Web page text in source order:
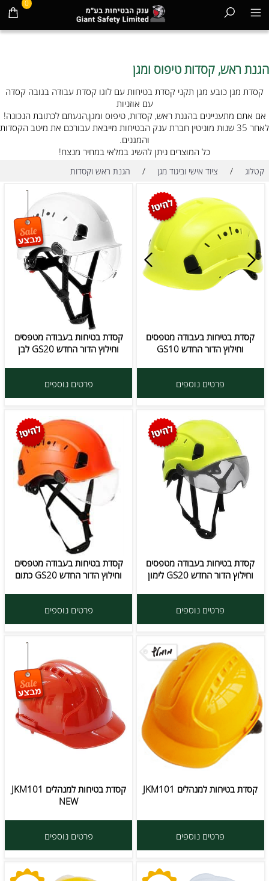
0
הגנת ראש, קסדות טיפוס ומגן
קסדת מגן כובע מגן תקני קסדת בטיחות עם לוגו קסדת עבודה בגובה קסדה
עם אוזניות
אם אתם מתעניינים בהגנת ראש, קסדות, טיפוס ומגן,הגעתם לכתובת הנכונה!
לאחר 35 שנות מוניטין חברת ענק הבטיחות מייבאת עבורכם את מיטב הקסדות
והמגנים.
כל המוצרים ניתן להשיג במלאי במחיר מנצח!
קטלוג / ציוד אישי וביגוד מגן / הגנת ראש וקסדות
קסדת בטיחות בעבודה מטפסים
וחילוץ הדור החדש GS10
פרטים נוספים
קסדת בטיחות בעבודה מטפסים
וחילוץ הדור החדש GS20 לבן
פרטים נוספים
קסדת בטיחות בעבודה מטפסים
וחילוץ הדור החדש GS20 לימון
פרטים נוספים
קסדת בטיחות בעבודה מטפסים
וחילוץ הדור החדש GS20 כתום
פרטים נוספים
קסדת בטיחות למנהלים JKM101
פרטים נוספים
קסדת בטיחות למנהלים JKM101
NEW
פרטים נוספים